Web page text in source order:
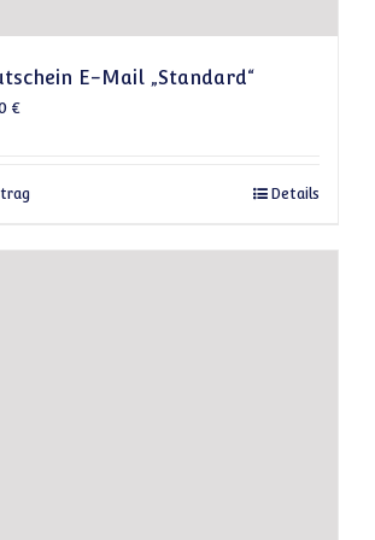
E-Mail „Standard“
€
Dieses Produkt weist mehrere Varianten
Details